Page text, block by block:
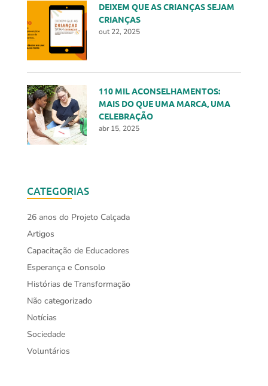
DEIXEM QUE AS CRIANÇAS SEJAM
CRIANÇAS
out 22, 2025
110 MIL ACONSELHAMENTOS:
MAIS DO QUE UMA MARCA, UMA
CELEBRAÇÃO
abr 15, 2025
CATEGORIAS
26 anos do Projeto Calçada
Artigos
Capacitação de Educadores
Esperança e Consolo
Histórias de Transformação
Não categorizado
Notícias
Sociedade
Voluntários